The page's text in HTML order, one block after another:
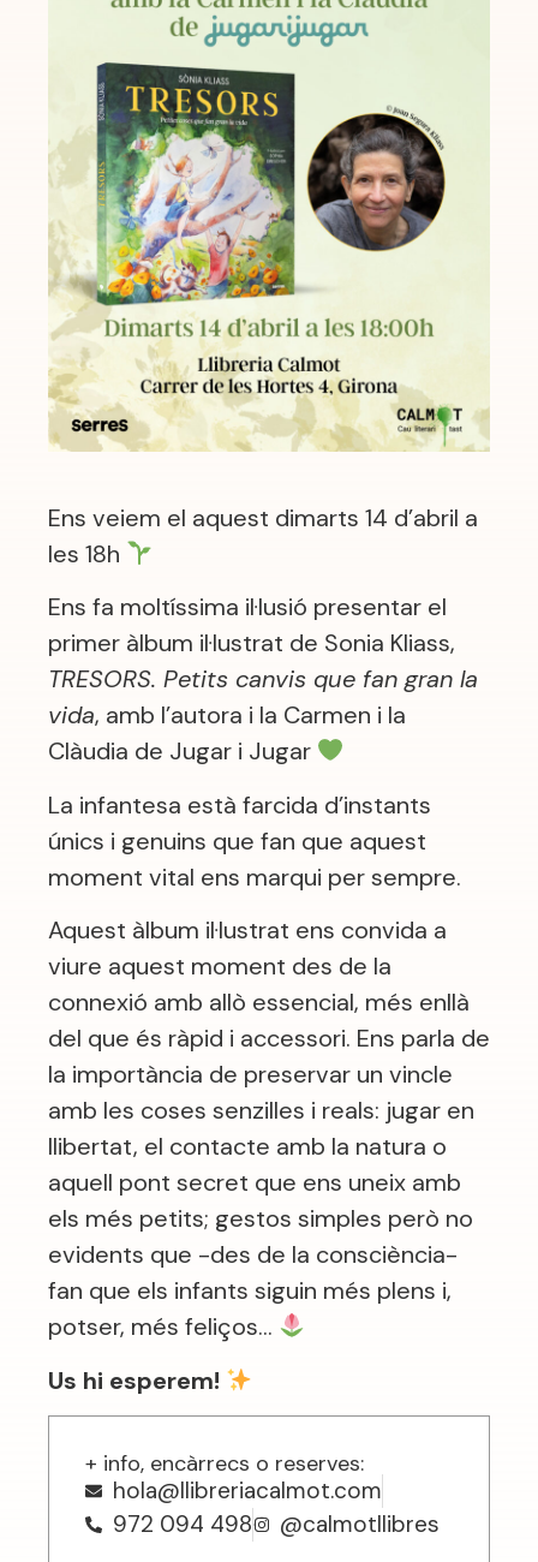
Ens veiem el aquest dimarts 14 d’abril a
les 18h
Ens fa moltíssima il·lusió presentar el
primer àlbum il·lustrat de Sonia Kliass,
TRESORS. Petits canvis que fan gran la
vida, amb l’autora i la Carmen i la
Clàudia de Jugar i Jugar
La infantesa està farcida d’instants
únics i genuins que fan que aquest
moment vital ens marqui per sempre.
Aquest àlbum il·lustrat ens convida a
viure aquest moment des de la
connexió amb allò essencial, més enllà
del que és ràpid i accessori. Ens parla de
la importància de preservar un vincle
amb les coses senzilles i reals: jugar en
llibertat, el contacte amb la natura o
aquell pont secret que ens uneix amb
els més petits; gestos simples però no
evidents que -des de la consciència-
fan que els infants siguin més plens i,
potser, més feliços…
Us hi esperem!
+ info, encàrrecs o reserves:
hola@llibreriacalmot.com
972 094 498
@calmotllibres